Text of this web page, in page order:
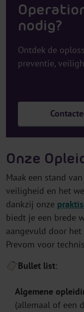
nodig?
Ontdek de
preventie,
Onze
Maak een stand
veiligheid en het
dankzij onze
biedt je een brede
aangevuld door
Prevom voor
Bullet list:
Algemene
(allemaal of een